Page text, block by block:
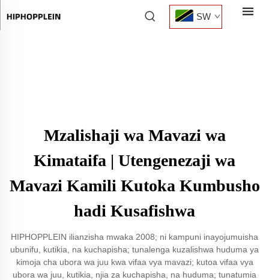
SW
Mzalishaji wa Mavazi wa
Kimataifa | Utengenezaji wa
Mavazi Kamili Kutoka Kumbusho
hadi Kusafishwa
HIPHOPPLEIN ilianzisha mwaka 2008; ni kampuni inayojumuisha
ubunifu, kutikia, na kuchapisha; tunalenga kuzalishwa huduma ya
kimoja cha ubora wa juu kwa vifaa vya mavazi; kutoa vifaa vya
ubora wa juu, kutikia, njia za kuchapisha, na huduma; tunatumia